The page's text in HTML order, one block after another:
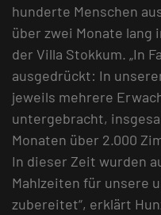
hunderte Menschen
über zwei Monate lang
der Villa Stokkum. „In
ausgedrückt: In
jeweils mehrere
untergebracht,
Monaten über 2.000
In dieser Zeit wurden
Mahlzeiten für unsere
zubereitet“, erklärt